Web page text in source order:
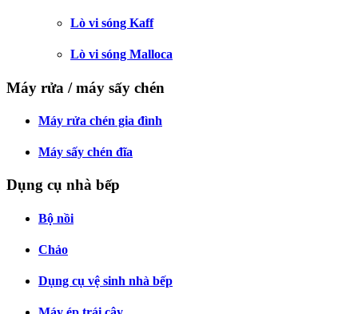
Lò vi sóng Kaff
Lò vi sóng Malloca
Máy rửa / máy sấy chén
Máy rửa chén gia đình
Máy sấy chén đĩa
Dụng cụ nhà bếp
Bộ nồi
Chảo
Dụng cụ vệ sinh nhà bếp